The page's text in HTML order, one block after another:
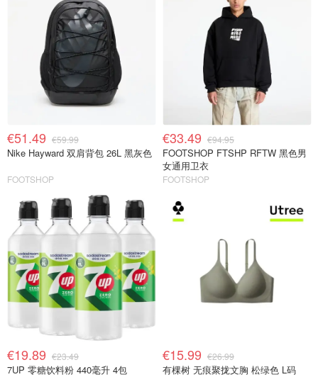
€51.49 €59.99
Nike Hayward 双肩背包 26L 黑灰色
FOOTSHOP
€33.49 €94.95
FOOTSHOP FTSHP RFTW 黑色男
女通用卫衣
FOOTSHOP
€19.89 €23.49
7UP 零糖饮料粉 440毫升 4包
€15.99 €26.99
有棵树 无痕聚拢文胸 松绿色 L码